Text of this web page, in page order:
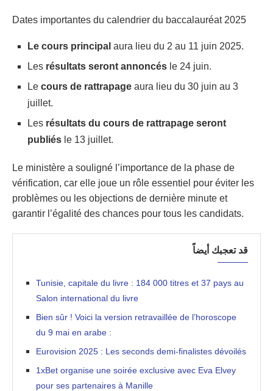
Dates importantes du calendrier du baccalauréat 2025
Le cours principal aura lieu du 2 au 11 juin 2025.
Les résultats seront annoncés le 24 juin.
Le cours de rattrapage aura lieu du 30 juin au 3
juillet.
Les résultats du cours de rattrapage seront
publiés le 13 juillet.
Le ministère a souligné l’importance de la phase de
vérification, car elle joue un rôle essentiel pour éviter les
problèmes ou les objections de dernière minute et
garantir l’égalité des chances pour tous les candidats.
قد تعجبك أيضاً
Tunisie, capitale du livre : 184 000 titres et 37 pays au
Salon international du livre
Bien sûr ! Voici la version retravaillée de l’horoscope
du 9 mai en arabe :
Eurovision 2025 : Les seconds demi-finalistes dévoilés
1xBet organise une soirée exclusive avec Eva Elvey
pour ses partenaires à Manille